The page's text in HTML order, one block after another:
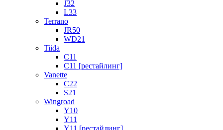
J32
L33
Terrano
JR50
WD21
Tiida
C11
C11 [рестайлинг]
Vanette
C22
S21
Wingroad
Y10
Y11
Y11 [рестайлинг]